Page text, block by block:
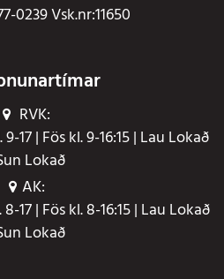
0239 Vsk.nr:11650
RVK:
17 | Fös kl. 9-16:15 | Lau Lokað
Lokað
AK:
17 | Fös kl. 8-16:15 | Lau Lokað
Lokað